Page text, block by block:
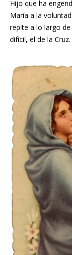
Hijo que ha
María a la
repite a lo largo
difícil, el de la Cruz.